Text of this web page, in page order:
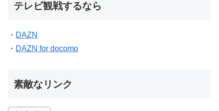
テレビ観戦するなら
・ DAZN
・ DAZN for docomo
素敵なリンク